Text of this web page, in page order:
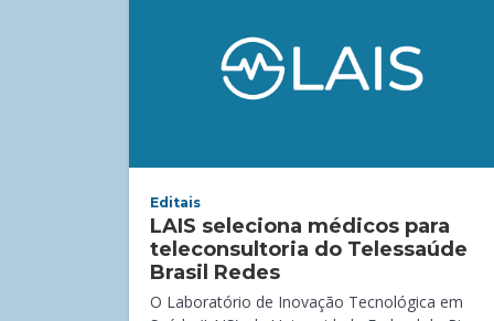
Editais
LAIS seleciona médicos para
teleconsultoria do Telessaúde
Brasil Redes
O Laboratório de Inovação Tecnológica em